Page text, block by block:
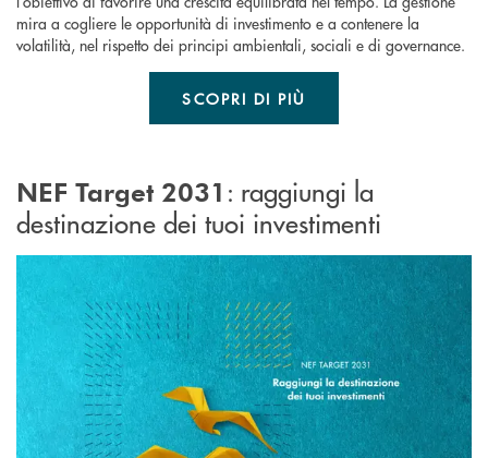
mira a cogliere le opportunità di investimento e a contenere la
volatilità, nel rispetto dei principi ambientali, sociali e di governance.
SCOPRI DI PIÙ
NEF Target 2031 : raggiungi la
destinazione dei tuoi investimenti